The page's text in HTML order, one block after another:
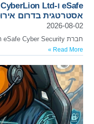
אסטרטגית בדרום
2026-08-02
חברת eSafe Cyber Security הודיעה היום על חתימת הסכם שותפות
Read More »